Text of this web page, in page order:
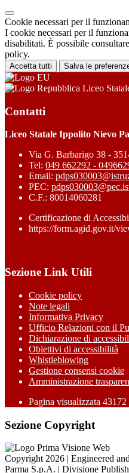
Cookie necessari per il
I cookie necessari per il
disabilitati. È possibile
policy.
Accetta tutti Salva le
Liceo
Contatti
Liceo Statale Ippolito Nievo
Via G. Barbarigo 38 -
Tel: 049 662292 -
Email:
PEC:
C.F.: 80014060281
Certificazione di
https://form.agid.gov.it/
Sezione Link Utili
Cookie policy
Note legali
Informativa Privacy
Ufficio Relazioni con il
Dichiarazione di
Obiettivi di accessibilità
Whistleblowing
Gestione consensi cookie
Amministrazione
Pagina visualizzata 43172
Sezione Copyright
Copyright 2026 | Engineered
Parma S.p.A. | Divisione